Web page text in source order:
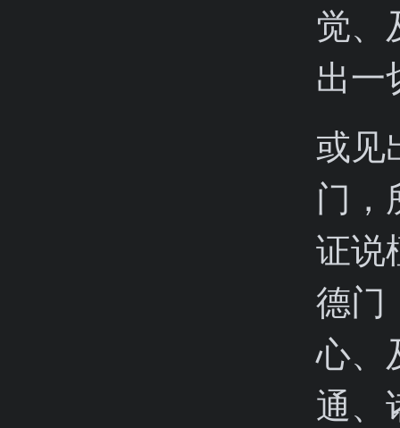
觉、
出一
或见
门，
证说
德门
心、
通、